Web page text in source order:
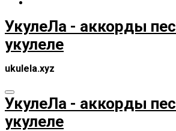
УкулеЛа - аккорды
укулеле
ukulela.xyz
УкулеЛа - аккорды
укулеле